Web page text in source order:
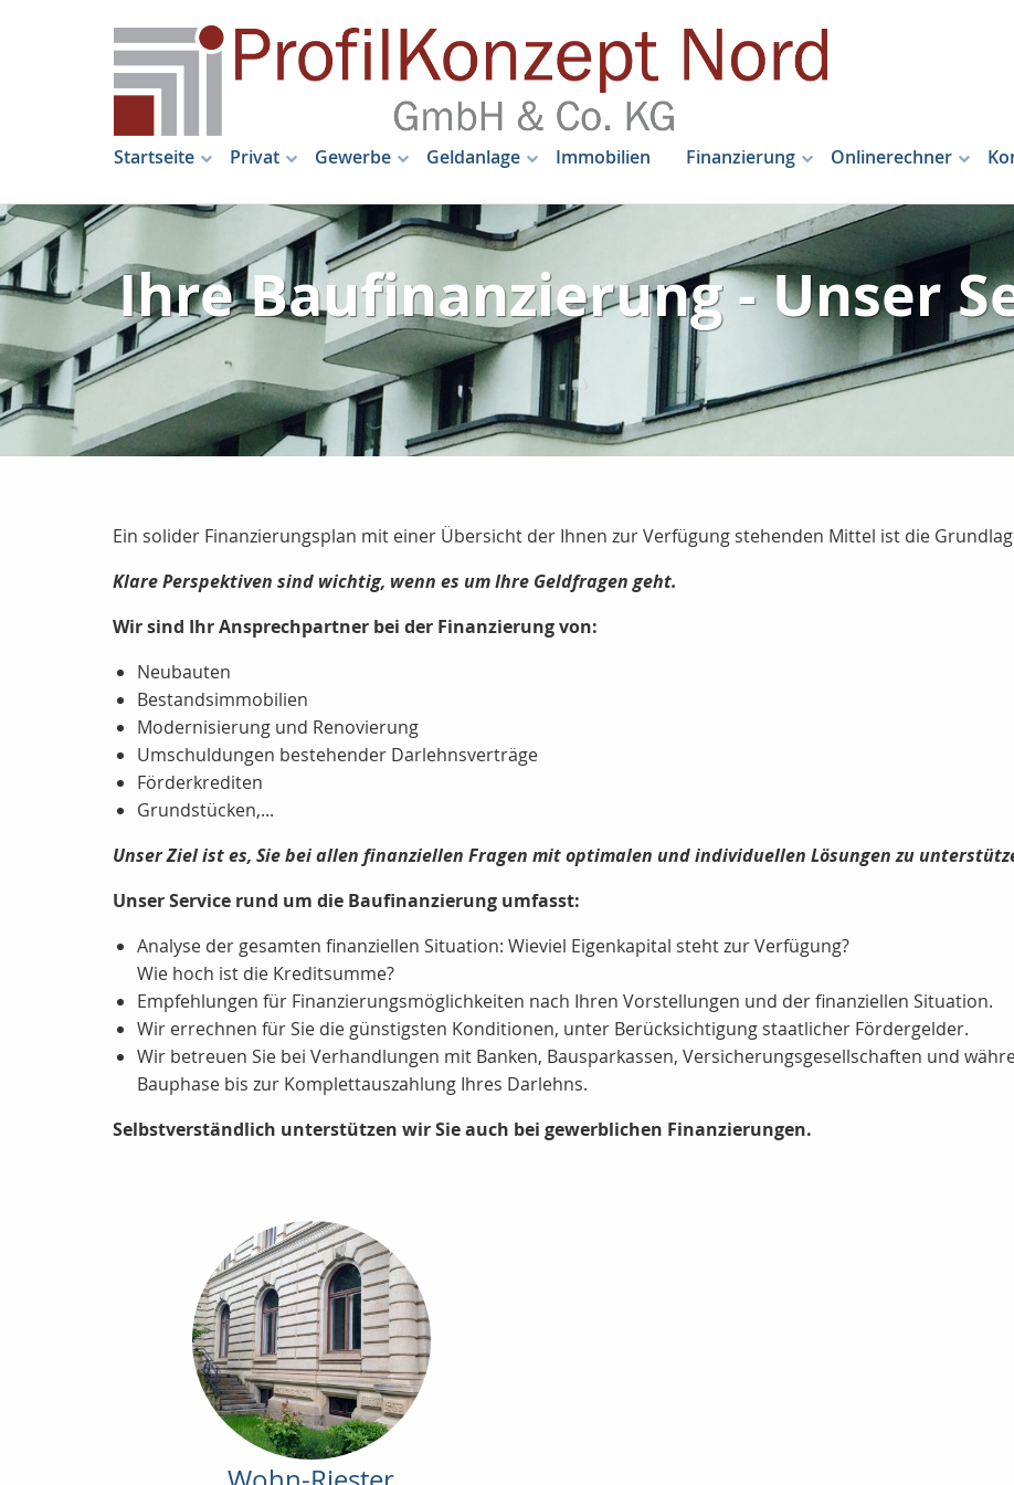
Startseite Privat Gewerbe Geldanlage Immobilien Finanzierung Onlinerechner
Ihre Baufinanzierung - Unser
Ein solider Finanzierungsplan mit einer Übersicht der Ihnen zur Verfügung stehenden Mittel ist die
Klare Perspektiven sind wichtig, wenn es um Ihre Geldfragen geht.
Wir sind Ihr Ansprechpartner bei der Finanzierung von:
Neubauten
Bestandsimmobilien
Modernisierung und Renovierung
Umschuldungen bestehender Darlehnsverträge
Förderkrediten
Grundstücken,...
Unser Ziel ist es, Sie bei allen finanziellen Fragen mit optimalen und individuellen Lösungen zu
Unser Service rund um die Baufinanzierung umfasst:
Analyse der gesamten finanziellen Situation: Wieviel Eigenkapital steht zur Verfügung?
Wie hoch ist die Kreditsumme?
Empfehlungen für Finanzierungsmöglichkeiten nach Ihren Vorstellungen und der finanziellen Situation.
Wir errechnen für Sie die günstigsten Konditionen, unter Berücksichtigung staatlicher Fördergelder.
Wir betreuen Sie bei Verhandlungen mit Banken, Bausparkassen, Versicherungsgesellschaften und
Bauphase bis zur Komplettauszahlung Ihres Darlehns.
Selbstverständlich unterstützen wir Sie auch bei gewerblichen Finanzierungen.